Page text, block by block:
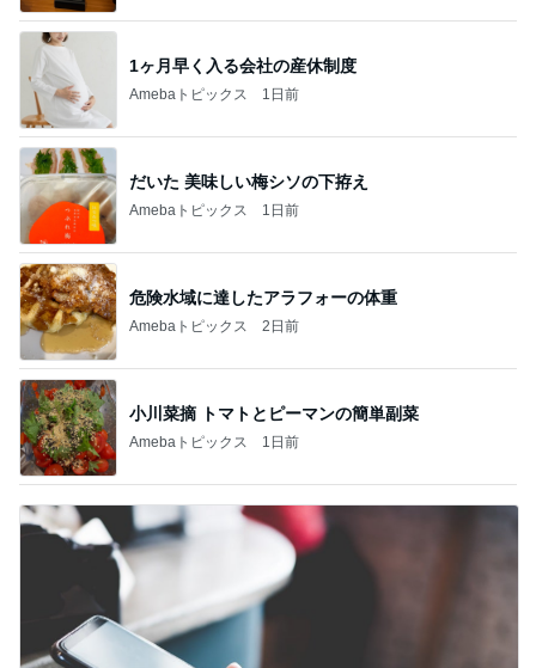
1ヶ月早く入る会社の産休制度
Amebaトピックス 1日前
だいた 美味しい梅シソの下拵え
Amebaトピックス 1日前
危険水域に達したアラフォーの体重
Amebaトピックス 2日前
小川菜摘 トマトとピーマンの簡単副菜
Amebaトピックス 1日前